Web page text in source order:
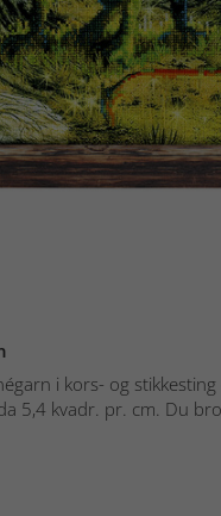
i kors- og
5,4 kvadr. pr. cm. Du